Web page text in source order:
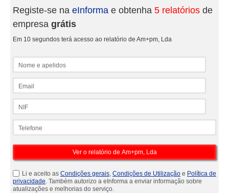
Registe-se na eInforma e obtenha 5 relatórios de
empresa grátis
Em 10 segundos terá acesso ao relatório de Am+pm, Lda
Li e aceito as Condições gerais, Condições de Utilização e Política de
privacidade. Também autorizo a eInforma a enviar informação sobre
atualizações e melhorias do serviço.